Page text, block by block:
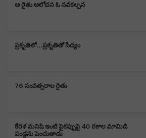
ఆ రైతు ఆలోచన ఓ నవకల్పన
ప్రకృతిలో...ప్రకృతితో సేద్యం
76 సంవత్సరాల రైతు
కేరళ మనిషి ఇంటి పైకప్పుపై 40 రకాల మామిడి
పండ్లను పెంచుతాడు